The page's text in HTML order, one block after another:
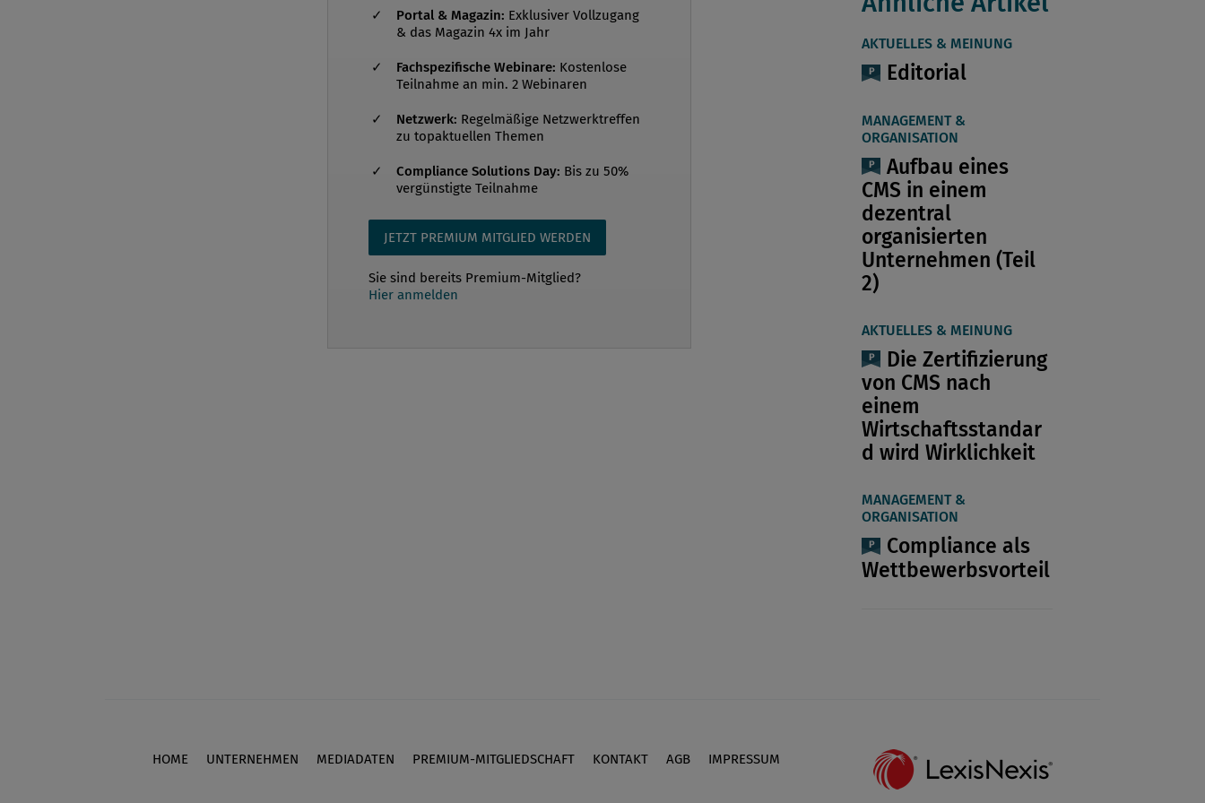
Portal & Magazin: Exklusiver Vollzugang
& das Magazin 4x im Jahr
Fachspezifische Webinare: Kostenlose
Teilnahme an min. 2 Webinaren
Netzwerk: Regelmäßige Netzwerktreffen
zu topaktuellen Themen
Compliance Solutions Day: Bis zu 50%
vergünstigte Teilnahme
JETZT PREMIUM MITGLIED WERDEN
Sie sind bereits Premium-Mitglied?
Hier anmelden
AKTUELLES & MEINUNG
Editorial
MANAGEMENT &
ORGANISATION
Aufbau eines
CMS in einem
dezentral
organisierten
Unternehmen (Teil
2)
AKTUELLES & MEINUNG
Die Zertifizierung
von CMS nach
einem
Wirtschaftsstandar
d wird Wirklichkeit
MANAGEMENT &
ORGANISATION
Compliance als
Wettbewerbsvorteil
Footer
HOME UNTERNEHMEN MEDIADATEN PREMIUM-MITGLIEDSCHAFT KONTAKT AGB IMPRESSUM